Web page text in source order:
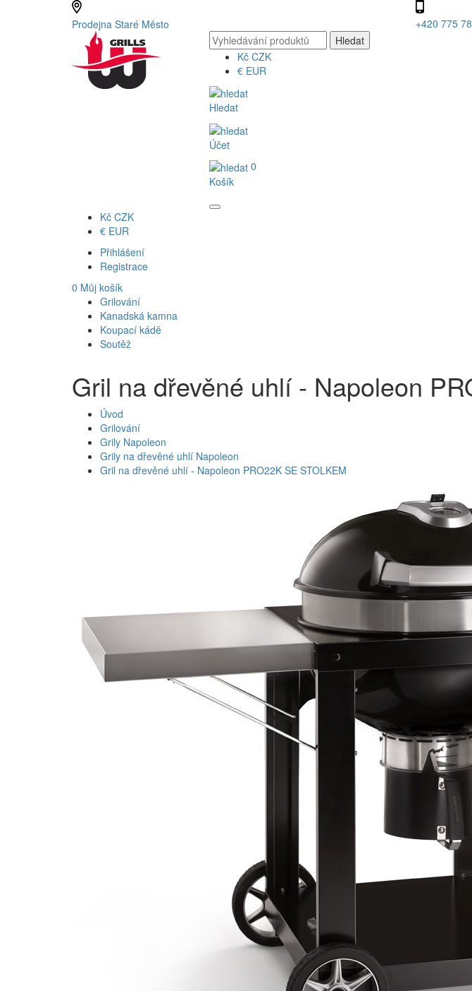
Prodejna Staré Město +420 775
Kč CZK
€ EUR
Hledat
Účet
0
Košík
Kč CZK
€ EUR
Přihlášení
Registrace
0 Můj košík
Grilování
Kanadská kamna
Koupací kádě
Soutěž
Gril na dřevěné uhlí - Napoleon
Úvod
Grilování
Grily Napoleon
Grily na dřevěné uhlí Napoleon
Gril na dřevěné uhlí - Napoleon PRO22K SE STOLKEM